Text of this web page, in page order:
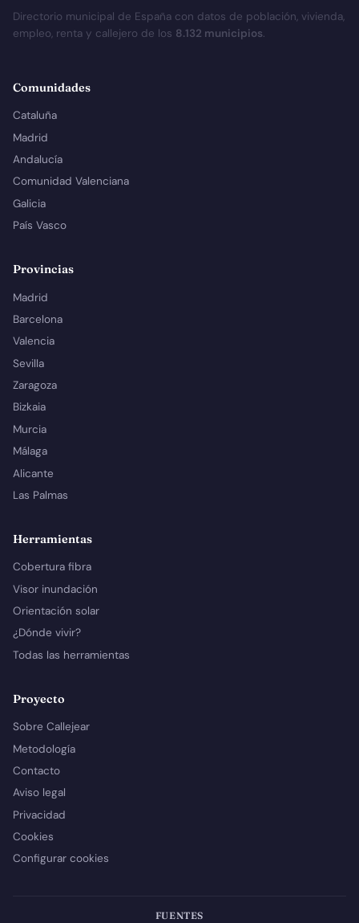
Directorio municipal de España con datos de población, vivienda,
empleo, renta y callejero de los 8.132 municipios.
Comunidades
Cataluña
Madrid
Andalucía
Comunidad Valenciana
Galicia
País Vasco
Provincias
Madrid
Barcelona
Valencia
Sevilla
Zaragoza
Bizkaia
Murcia
Málaga
Alicante
Las Palmas
Herramientas
Cobertura fibra
Visor inundación
Orientación solar
¿Dónde vivir?
Todas las herramientas
Proyecto
Sobre Callejear
Metodología
Contacto
Aviso legal
Privacidad
Cookies
Configurar cookies
FUENTES